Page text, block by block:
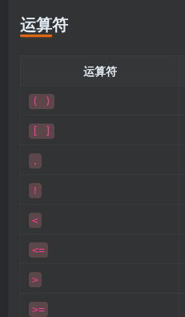
运算符
运算符
( )
.
!
<
<=
>
>=